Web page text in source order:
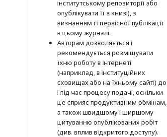
інститутському репозиторії або
опубліку­вати її в книзі), з
визнанням її первісної публікації
в цьому журналі.
Авторам дозволяється і
рекомендується розміщувати
їхню роботу в Інтернеті
(наприклад, в інституційних
сховищах або на їхньому сайті) до
і під час процесу подачі, оскільки
це сприяє продуктивним обмінам,
а також швидшому і ширшому
цитуванню опубліко­ва­них робіт
(див. вплив відкритого доступу).